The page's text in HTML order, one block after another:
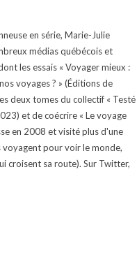
en série, Marie-Julie
médias québécois et
les essais « Voyager mieux :
voyages ? » (Éditions de
deux tomes du collectif « Testé
et de coécrire « Le voyage
en 2008 et visité plus d'une
voyagent pour voir le monde,
croisent sa route). Sur Twitter,